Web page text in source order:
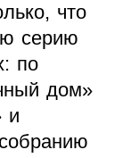
что
серию
по
дом»
и